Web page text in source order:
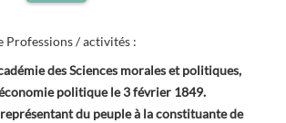
Professions / activités :
des Sciences morales et politiques,
politique le 3 février 1849.
du peuple à la constituante de